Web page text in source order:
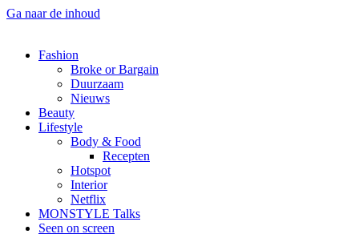
Ga naar de inhoud
Fashion
Broke or Bargain
Duurzaam
Nieuws
Beauty
Lifestyle
Body & Food
Recepten
Hotspot
Interior
Netflix
MONSTYLE Talks
Seen on screen